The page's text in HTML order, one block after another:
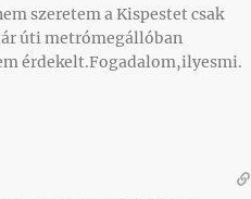
szeretem a Kispestet csak
úti metrómegállóban
érdekelt.Fogadalom,ilyesmi.